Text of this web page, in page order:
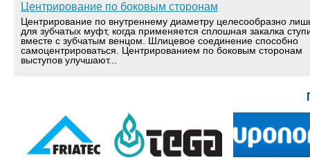
Центрирование по боковым сторонам
Центрирование по внутреннему диаметру целесообразно
для зубчатых муфт, когда применяется сплошная закалка
вместе с зубчатым венцом. Шлицевое соединение способно
самоцентрироваться. Центрированием по боковым сторонам
выступов улучшают...